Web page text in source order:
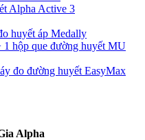
Alpha Active 3
huyết áp Medally
1 hộp que đường huyết MU
đo đường huyết EasyMax
Alpha